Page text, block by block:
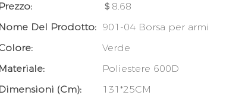
Prezzo:
＄8.68
Nome Del Prodotto: 901-04 Borsa per armi
Verde
Materiale:
Poliestere 600D
Dimensioni (cm):
131*25CM